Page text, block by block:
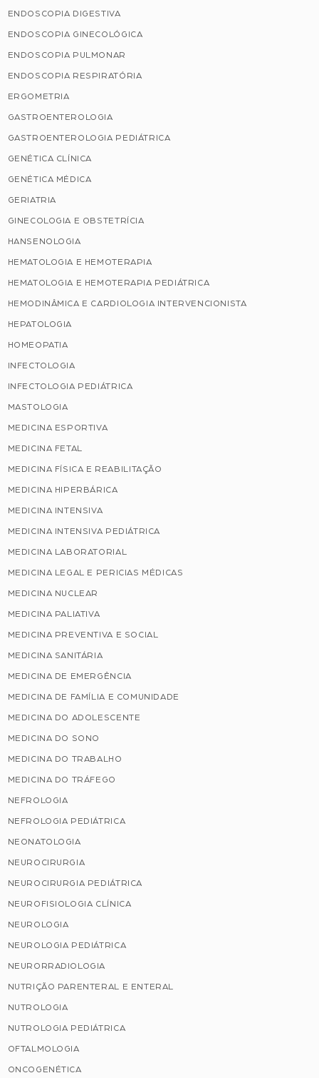
ENDOSCOPIA DIGESTIVA
ENDOSCOPIA GINECOLÓGICA
ENDOSCOPIA PULMONAR
ENDOSCOPIA RESPIRATÓRIA
ERGOMETRIA
GASTROENTEROLOGIA
GASTROENTEROLOGIA PEDIÁTRICA
GENÉTICA CLÍNICA
GENÉTICA MÉDICA
GERIATRIA
GINECOLOGIA E OBSTETRÍCIA
HANSENOLOGIA
HEMATOLOGIA E HEMOTERAPIA
HEMATOLOGIA E HEMOTERAPIA PEDIÁTRICA
HEMODINÂMICA E CARDIOLOGIA INTERVENCIONISTA
HEPATOLOGIA
HOMEOPATIA
INFECTOLOGIA
INFECTOLOGIA PEDIÁTRICA
MASTOLOGIA
MEDICINA ESPORTIVA
MEDICINA FETAL
MEDICINA FÍSICA E REABILITAÇÃO
MEDICINA HIPERBÁRICA
MEDICINA INTENSIVA
MEDICINA INTENSIVA PEDIÁTRICA
MEDICINA LABORATORIAL
MEDICINA LEGAL E PERICIAS MÉDICAS
MEDICINA NUCLEAR
MEDICINA PALIATIVA
MEDICINA PREVENTIVA E SOCIAL
MEDICINA SANITÁRIA
MEDICINA DE EMERGÊNCIA
MEDICINA DE FAMÍLIA E COMUNIDADE
MEDICINA DO ADOLESCENTE
MEDICINA DO SONO
MEDICINA DO TRABALHO
MEDICINA DO TRÁFEGO
NEFROLOGIA
NEFROLOGIA PEDIÁTRICA
NEONATOLOGIA
NEUROCIRURGIA
NEUROCIRURGIA PEDIÁTRICA
NEUROFISIOLOGIA CLÍNICA
NEUROLOGIA
NEUROLOGIA PEDIÁTRICA
NEURORRADIOLOGIA
NUTRIÇÃO PARENTERAL E ENTERAL
NUTROLOGIA
NUTROLOGIA PEDIÁTRICA
OFTALMOLOGIA
ONCOGENÉTICA